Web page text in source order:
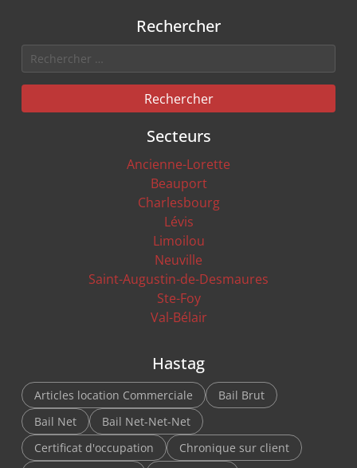
Rechercher
Rechercher
Secteurs
Ancienne-Lorette
Beauport
Charlesbourg
Lévis
Limoilou
Neuville
Saint-Augustin-de-Desmaures
Ste-Foy
Val-Bélair
Hastag
Articles location Commerciale
Bail Brut
Bail Net
Bail Net-Net-Net
Certificat d'occupation
Chronique sur client